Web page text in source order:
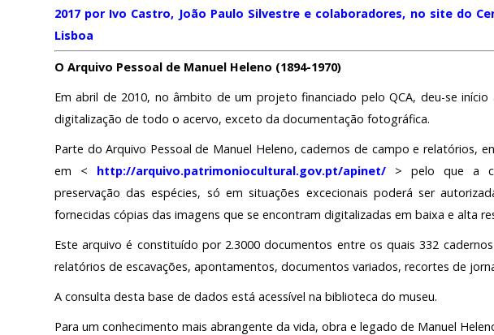
2017 por Ivo Castro, João Paulo Silvestre e colaboradores, no site do
Lisboa
O Arquivo Pessoal de Manuel Heleno (1894-1970)
Em abril de 2010, no âmbito de um projeto financiado pelo QCA, deu-se
digitalização de todo o acervo, exceto da documentação fotográfica.
Parte do Arquivo Pessoal de Manuel Heleno, cadernos de campo e relatórios,
em <
http://arquivo.patrimoniocultural.gov.pt/apinet/> pelo que a
preservação das espécies, só em situações excecionais poderá ser
fornecidas cópias das imagens que se encontram digitalizadas em baixa e alta
Este arquivo é constituído por 2.3000 documentos entre os quais 332
relatórios de escavações, apontamentos, documentos variados, recortes de
A consulta desta base de dados está acessível na biblioteca do museu.
Para um conhecimento mais abrangente da vida, obra e legado de Manuel